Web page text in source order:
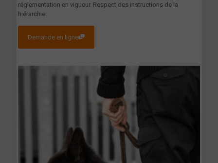
réglementation en vigueur. Respect des instructions de la
hiérarchie.
Demande en ligne